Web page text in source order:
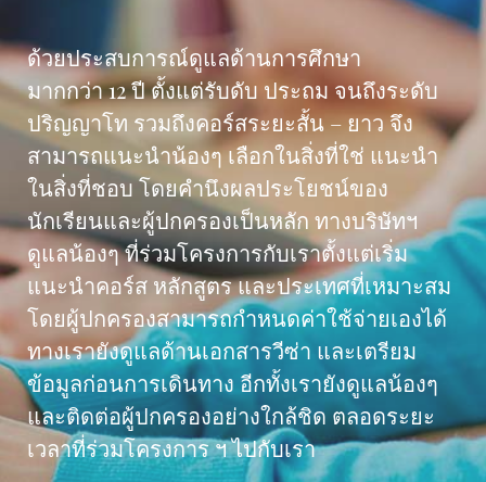
ด้วยประสบการณ์ดูแลด้านการศึกษา
มากกว่า12ปี ตั้งแต่รับดับ ประถม จนถึงระดับ
ปริญญาโท รวมถึงคอร์สระยะสั้น–ยาว จึง
สามารถแนะนำน้องๆ เลือกในสิ่งที่ใช่ แนะนำ
ในสิ่งที่ชอบ โดยคำนึงผลประโยชน์ของ
นักเรียนและผู้ปกครองเป็นหลัก ทางบริษัทฯ
ดูแลน้องๆ ที่ร่วมโครงการกับเราตั้งแต่เริ่ม
แนะนำคอร์ส หลักสูตร และประเทศที่เหมาะสม
โดยผู้ปกครองสามารถกำหนดค่าใช้จ่ายเองได้
ทางเรายังดูแลด้านเอกสารวีซ่า และเตรียม
ข้อมูลก่อนการเดินทาง อีกทั้งเรายังดูแลน้องๆ
และติดต่อผู้ปกครองอย่างใกล้ชิด ตลอดระยะ
เวลาที่ร่วมโครงการ ฯ ไปกับเรา